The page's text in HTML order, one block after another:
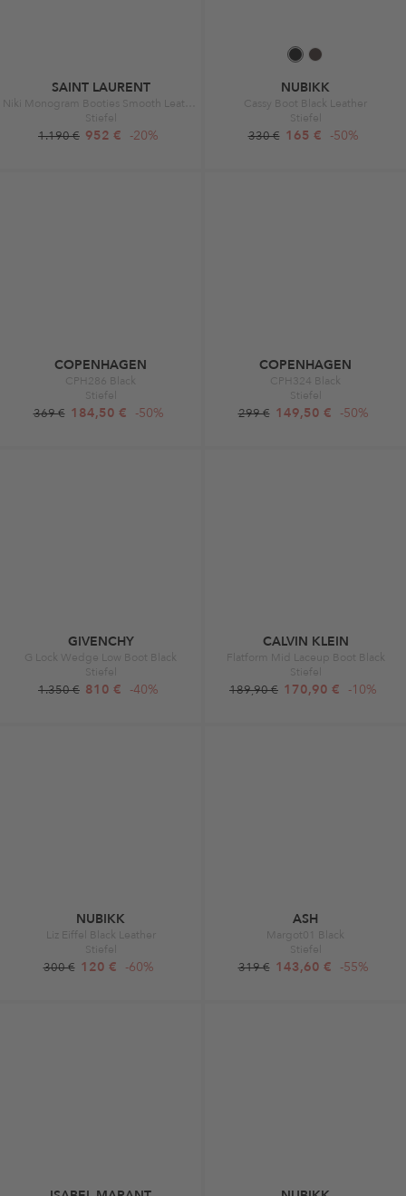
SAINT LAURENT
Stiefel
1.190 € 952 € -20%
NUBIKK
Cassy Boot Black Leather
Stiefel
330 € 165 € -50%
COPENHAGEN
CPH286 Black
Stiefel
369 € 184,50 € -50%
COPENHAGEN
CPH324 Black
Stiefel
299 € 149,50 € -50%
GIVENCHY
G Lock Wedge Low Boot Black
Stiefel
1.350 € 810 € -40%
CALVIN KLEIN
Flatform Mid Laceup Boot Black
Stiefel
189,90 € 170,90 € -10%
NUBIKK
Liz Eiffel Black Leather
Stiefel
300 € 120 € -60%
ASH
Margot01 Black
Stiefel
319 € 143,60 € -55%